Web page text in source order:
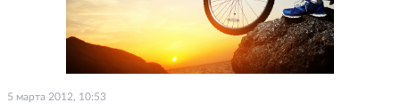
5 марта 2012, 10:53